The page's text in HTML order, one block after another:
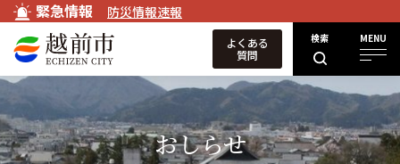
緊急情報 防災情報速報
検索 MENU
よくある
質問
おしらせ